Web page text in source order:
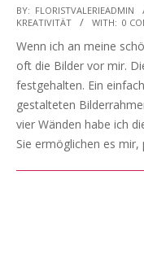
2024-
12-
28
BY: FLORISTVALERIEADMIN
KREATIVITÄT
WITH: 0
Wenn ich an meine
oft die Bilder vor mir.
festgehalten. Ein
gestalteten
vier Wänden habe ich
Sie ermöglichen es mir,